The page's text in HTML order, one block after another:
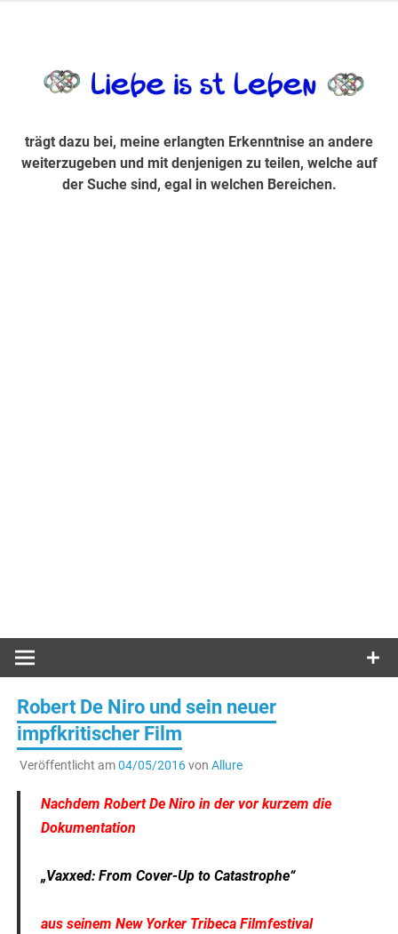
Suche sind, egal in welchen Bereichen.
trägt dazu bei, meine erlangten Erkenntnise an andere
weiterzugeben und mit denjenigen zu teilen, welche auf
der Suche sind, egal in welchen Bereichen.
Robert De Niro und sein neuer
impfkritischer Film
Veröffentlicht am04/05/2016von Allure
Nachdem Robert De Niro in der vor kurzem die
Dokumentation
„Vaxxed: From Cover-Up to Catastrophe“
aus seinem New Yorker Tribeca Filmfestival